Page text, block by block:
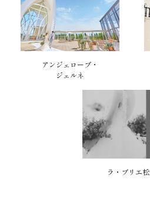
アンジェローブ・
ジェルネ
ラ・ブリエ